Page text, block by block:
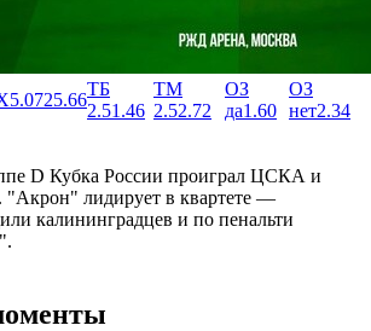
5.0725.66
ТБ
2.51.46
ТМ
2.52.72
ОЗ
да1.60
ОЗ
нет2.34
D Кубка России проиграл ЦСКА и
"Акрон" лидирует в квартете —
калининградцев и по пенальти